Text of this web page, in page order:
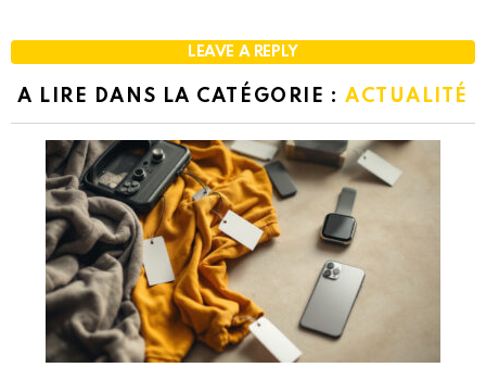
LEAVE A REPLY
A LIRE DANS LA CATÉGORIE : ACTUALITÉ